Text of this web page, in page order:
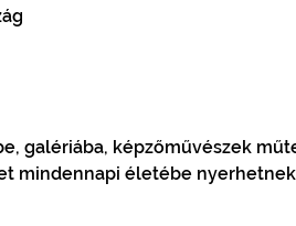
galériába, képzőművészek
mindennapi életébe